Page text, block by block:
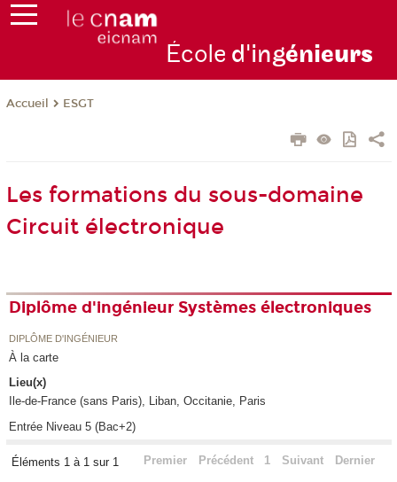
École d'ingénieurs
Accueil ESGT
Les formations du sous-domaine
Circuit électronique
Diplôme d'ingénieur Systèmes électroniques
DIPLÔME D'INGÉNIEUR
À la carte
Lieu(x)
Ile-de-France (sans Paris), Liban, Occitanie, Paris
Entrée Niveau 5 (Bac+2)
Éléments 1 à 1 sur 1 Premier Précédent 1 Suivant Dernier